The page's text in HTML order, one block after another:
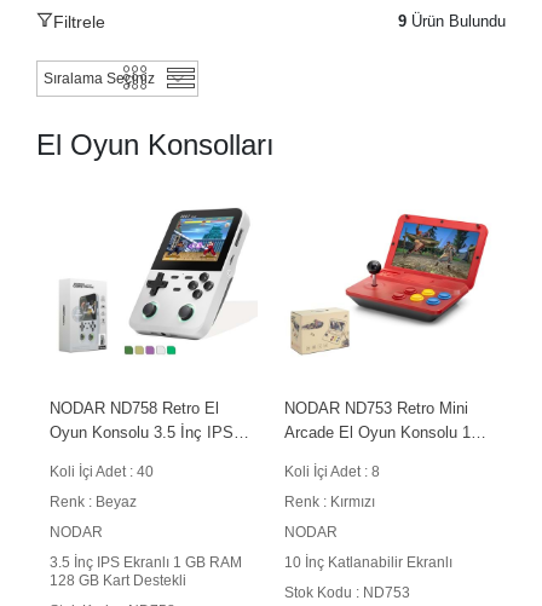
Filtrele 9 Ürün Bulundu
El Oyun Konsolları
NODAR ND758 Retro El
Oyun Konsolu 3.5 İnç IPS
Kart Destekli Beyaz
Koli İçi Adet : 40
Renk : Beyaz
NODAR
3.5 İnç IPS Ekranlı 1 GB RAM
128 GB Kart Destekli
NODAR ND753 Retro Mini
Arcade El Oyun Konsolu 10
Kırmızı
Koli İçi Adet : 8
Renk : Kırmızı
NODAR
10 İnç Katlanabilir Ekranlı
Stok Kodu : ND753